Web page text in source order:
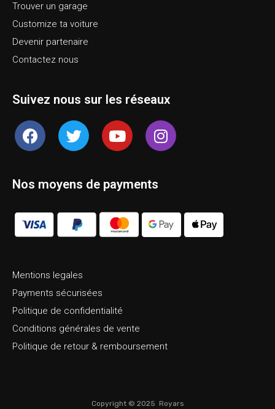
Trouver un garage
Customize ta voiture
Devenir partenaire
Contactez nous
Suivez nous sur les réseaux
Nos moyens de payments
Mentions legales
Payments sécurisées
Politique de confidentialité
Conditions générales de vente
Politique de retour & remboursement
Copyright © 2025 Royars